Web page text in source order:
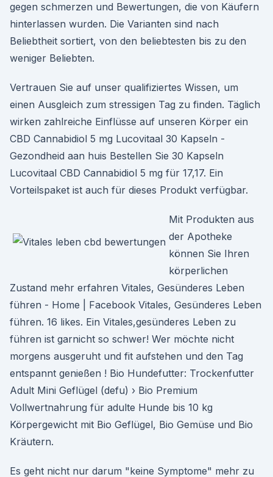
gegen schmerzen und Bewertungen, die von Käufern
hinterlassen wurden. Die Varianten sind nach
Beliebtheit sortiert, von den beliebtesten bis zu den
weniger Beliebten.
Vertrauen Sie auf unser qualifiziertes Wissen, um
einen Ausgleich zum stressigen Tag zu finden. Täglich
wirken zahlreiche Einflüsse auf unseren Körper ein
CBD Cannabidiol 5 mg Lucovitaal 30 Kapseln -
Gezondheid aan huis Bestellen Sie 30 Kapseln
Lucovitaal CBD Cannabidiol 5 mg für 17,17. Ein
Vorteilspaket ist auch für dieses Produkt verfügbar.
Mit Produkten aus
der Apotheke
können Sie Ihren
körperlichen
Zustand mehr erfahren Vitales, Gesünderes Leben
führen - Home | Facebook Vitales, Gesünderes Leben
führen. 16 likes. Ein Vitales,gesünderes Leben zu
führen ist garnicht so schwer! Wer möchte nicht
morgens ausgeruht und fit aufstehen und den Tag
entspannt genießen ! Bio Hundefutter: Trockenfutter
Adult Mini Geflügel (defu) › Bio Premium
Vollwertnahrung für adulte Hunde bis 10 kg
Körpergewicht mit Bio Geflügel, Bio Gemüse und Bio
Kräutern.
Es geht nicht nur darum "keine Symptome" mehr zu